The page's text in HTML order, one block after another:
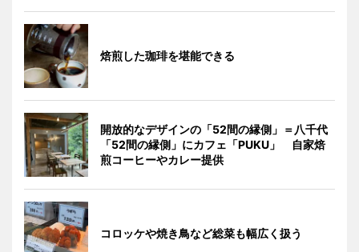
焙煎した珈琲を堪能できる
開放的なデザインの「52間の縁側」＝八千代
「52間の縁側」にカフェ「PUKU」 自家焙
煎コーヒーやカレー提供
コロッケや焼き鳥など総菜も幅広く扱う